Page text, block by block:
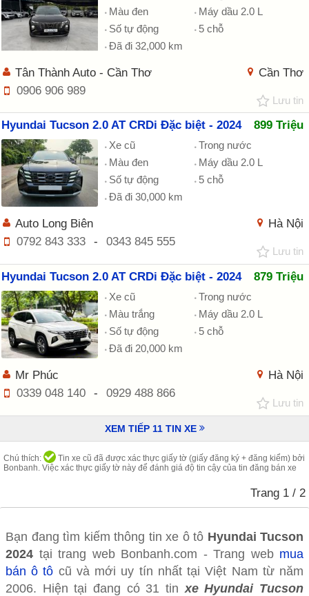
Màu đen
Máy dầu 2.0 L
Số tự động
5 chỗ
Đã đi 32,000 km
Cần Thơ
Tân Thành Auto - Cần Thơ
0906 906 989
Lưu tin
Hyundai Tucson 2.0 AT CRDi Đặc biệt - 2024 899 Triệu
Xe cũ
Trong nước
Màu đen
Máy dầu 2.0 L
Số tự động
5 chỗ
Đã đi 30,000 km
Hà Nội
Auto Long Biên
0792 843 333
- 0343 845 555
Lưu tin
Hyundai Tucson 2.0 AT CRDi Đặc biệt - 2024 879 Triệu
Xe cũ
Trong nước
Màu trắng
Máy dầu 2.0 L
Số tự động
5 chỗ
Đã đi 20,000 km
Hà Nội
Mr Phúc
0339 048 140
- 0929 488 866
Lưu tin
XEM TIẾP 11TIN XE
Chú thích:
Tin xe cũ đã được xác thực giấy tờ (giấy đăng ký + đăng kiểm) bởi
Bonbanh. Việc xác thực giấy tờ này để đánh giá độ tin cậy của tin đăng bán xe
Trang 1 / 2
Bạn đang tìm kiếm thông tin xe ô tô Hyundai Tucson
2024 tại trang web Bonbanh.com - Trang web mua
bán ô tô cũ và mới uy tín nhất tại Việt Nam từ năm
2006. Hiện tại đang có 31 tin xe Hyundai Tucson